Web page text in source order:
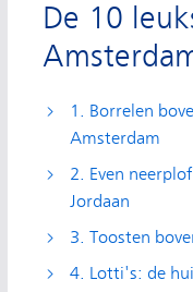
De 10
1. Borrelen
Amsterdam
2. Even
Jordaan
3. Toosten
4. Lotti's: de